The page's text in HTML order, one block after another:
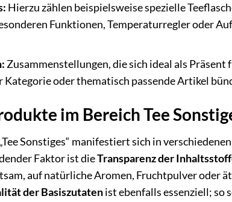
Hierzu zählen beispielsweise spezielle
Funktionen, Temperaturregler oder
Zusammenstellungen, die sich ideal als Präsent
oder thematisch passende Artikel
im Bereich Tee
Sonstiges“ manifestiert sich in
Faktor ist dieTransparenz der
auf natürliche Aromen, Fruchtpulver oder
der Basiszutatenist ebenfalls essenziell; so